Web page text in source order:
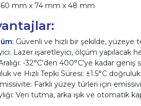
mm x 74 mm x 48 mm
: Güvenli ve hızlı bir şekilde,
Lazer işaretleyici, ölçüm yapılacak
-32°C'den 400°C'ye kadar geniş
ve Hızlı Tepki Süresi: ±1.5°C
Farklı yüzey türleri için
Veri tutma, arka ışık ve otomatik